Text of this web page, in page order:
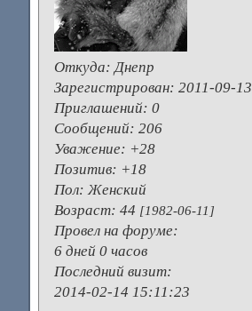
Откуда: Днепр
Зарегистрирован: 2011-09-13
Приглашений: 0
Сообщений: 206
Уважение: +28
Позитив: +18
Пол: Женский
Возраст: 44 [1982-06-11]
Провел на форуме:
6 дней 0 часов
Последний визит:
2014-02-14 15:11:23